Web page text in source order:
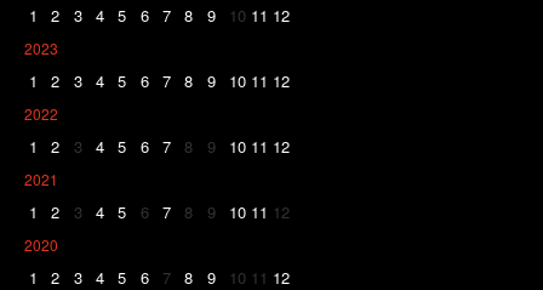
1 2 3 4 5 6 7 8 9 10 11 12
2023
1 2 3 4 5 6 7 8 9 10 11 12
2022
1 2 3 4 5 6 7 8 9 10 11 12
2021
1 2 3 4 5 6 7 8 9 10 11 12
2020
1 2 3 4 5 6 7 8 9 10 11 12